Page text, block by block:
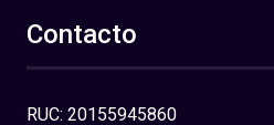
Contacto
RUC: 20155945860